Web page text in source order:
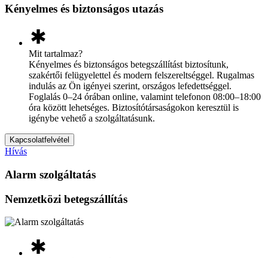
Kényelmes és biztonságos utazás
emergency
Mit tartalmaz?
Kényelmes és biztonságos betegszállítást biztosítunk,
szakértői felügyelettel és modern felszereltséggel. Rugalmas
indulás az Ön igényei szerint, országos lefedettséggel.
Foglalás 0–24 órában online, valamint telefonon 08:00–18:00
óra között lehetséges. Biztosítótársaságokon keresztül is
igénybe vehető a szolgáltatásunk.
Kapcsolatfelvétel
Hívás
Alarm szolgáltatás
Nemzetközi betegszállítás
emergency